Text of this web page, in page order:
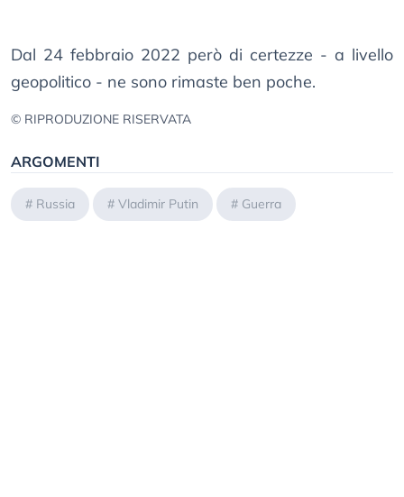
Dal 24 febbraio 2022 però di certezze - a livello
geopolitico - ne sono rimaste ben poche.
© RIPRODUZIONE RISERVATA
ARGOMENTI
# Russia # Vladimir Putin # Guerra